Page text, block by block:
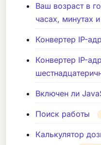
Ваш возраст в
часах, минутах
Конвертер IP-
Конвертер IP-
Включен ли
Поиск работы
Калькулятор